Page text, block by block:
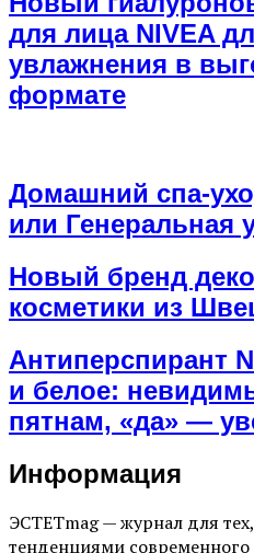
для лица NIVEA
увлажнения в
формате
Домашний спа-
или Генеральная
Новый бренд
косметики из
Антиперспирант
и белое:
пятнам, «да» —
Информация
ЭСТЕТmag — журнал для тех,
тенденциями современного